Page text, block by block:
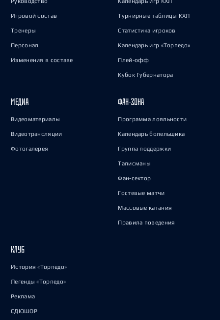
Игровой состав
Тренеры
Персонал
Изменения в составе
Турнирные таблицы КХЛ
Статистика игроков
Календарь игр «Торпедо»
Плей-офф
Кубок Губернатора
МЕДИА
Видеоматериалы
Видеотрансляции
Фотогалерея
ФАН-ЗОНА
Программа лояльности
Календарь болельщика
Группа поддержки
Талисманы
Фан-сектор
Гостевые матчи
Массовые катания
Правила поведения
КЛУБ
История «Торпедо»
Легенды «Торпедо»
Реклама
СДЮШОР